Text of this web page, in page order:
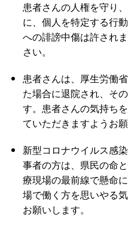
患者さんの人権を守り
に、個人を特定する行
への誹謗中傷は許され
さい。
患者さんは、厚生労働
た場合に退院され、そ
す。患者さんの気持ち
ていただきますようお願
新型コロナウイルス感
事者の方は、県民の命
療現場の最前線で懸命
場で働く方を思いやる
お願いします。